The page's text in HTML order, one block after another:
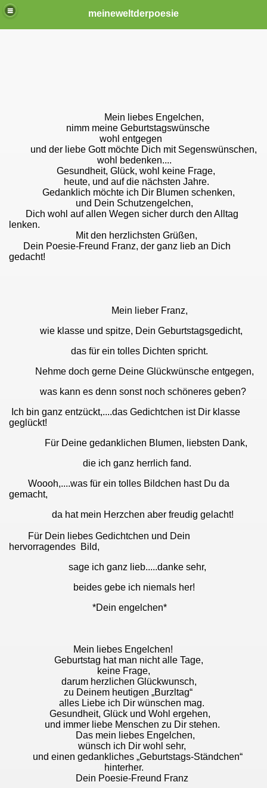
meineweltderpoesie
Mein liebes Engelchen,
nimm meine Geburtstagswünsche
wohl entgegen
und der liebe Gott möchte Dich mit Segenswünschen,
wohl bedenken....
Gesundheit, Glück, wohl keine Frage,
heute, und auf die nächsten Jahre.
Gedanklich möchte ich Dir Blumen schenken,
und Dein Schutzengelchen,
Dich wohl auf allen Wegen sicher durch den Alltag
lenken.
Mit den herzlichsten Grüßen,
Dein Poesie-Freund Franz, der ganz lieb an Dich
gedacht!
Mein lieber Franz,
wie klasse und spitze, Dein Geburtstagsgedicht,
das für ein tolles Dichten spricht.
Nehme doch gerne Deine Glückwünsche entgegen,
was kann es denn sonst noch schöneres geben?
Ich bin ganz entzückt,....das Gedichtchen ist Dir klasse
geglückt!
Für Deine gedanklichen Blumen, liebsten Dank,
die ich ganz herrlich fand.
Woooh,....was für ein tolles Bildchen hast Du da
gemacht,
da hat mein Herzchen aber freudig gelacht!
Für Dein liebes Gedichtchen und Dein
hervorragendes Bild,
sage ich ganz lieb.....danke sehr,
beides gebe ich niemals her!
*Dein engelchen*
Mein liebes Engelchen!
Geburtstag hat man nicht alle Tage,
keine Frage,
darum herzlichen Glückwunsch,
zu Deinem heutigen „Burzltag“
alles Liebe ich Dir wünschen mag.
Gesundheit, Glück und Wohl ergehen,
und immer liebe Menschen zu Dir stehen.
Das mein liebes Engelchen,
wünsch ich Dir wohl sehr,
und einen gedankliches „Geburtstags-Ständchen“
hinterher.
Dein Poesie-Freund Franz